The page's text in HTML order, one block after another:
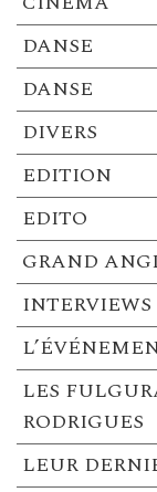
DANSE
DANSE
DIVERS
EDITION
EDITO
GRAND
INTERVIEWS
LES
RODRIGUES
LEUR